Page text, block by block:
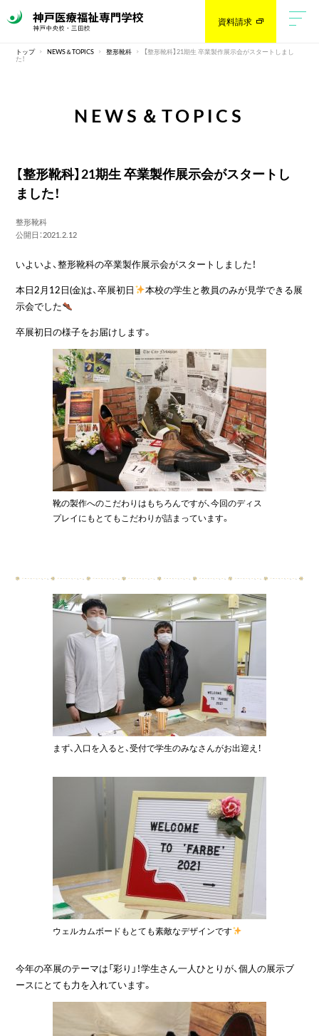
資料請求
トップ NEWS＆TOPICS 整形靴科 【整形靴科】21期生 卒業製作展示会がスタートしまし
た！
NEWS＆TOPICS
【整形靴科】21期生 卒業製作展示会がスタートし
ました！
整形靴科
公開日：2021.2.12
いよいよ、整形靴科の卒業製作展示会がスタートしました！
本日2月12日(金)は、卒展初日
本校の学生と教員のみが見学できる展
示会でした
卒展初日の様子をお届けします。
靴の製作へのこだわりはもちろんですが、今回のディス
プレイにもとてもこだわりが詰まっています。
まず、入口を入ると、受付で学生のみなさんがお出迎え！
ウェルカムボードもとても素敵なデザインです
今年の卒展のテーマは「彩り」！学生さん一人ひとりが、個人の展示ブ
ースにとても力を入れています。